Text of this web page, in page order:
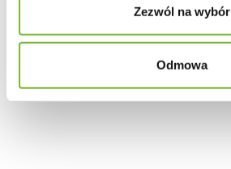
Zezwól na wybór
Odmowa